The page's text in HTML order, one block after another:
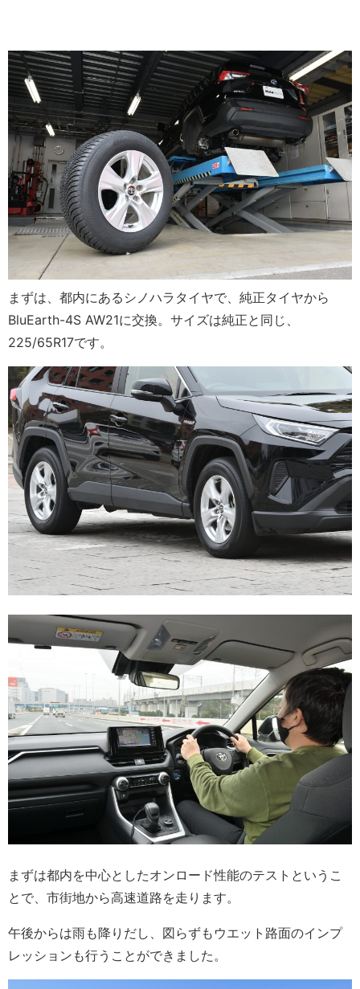
まずは、都内にあるシノハラタイヤで、純正タイヤから
BluEarth-4S AW21に交換。サイズは純正と同じ、
225/65R17です。
まずは都内を中心としたオンロード性能のテストというこ
とで、市街地から高速道路を走ります。
午後からは雨も降りだし、図らずもウエット路面のインプ
レッションも行うことができました。